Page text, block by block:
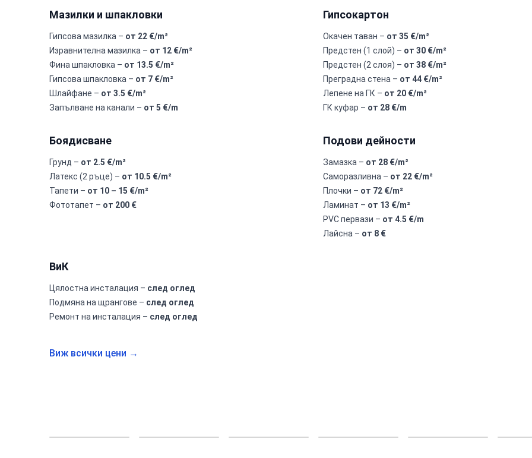
Мазилки и шпакловки
Гипсова мазилка – от 22 €/m²
Изравнителна мазилка – от 12 €/m²
Фина шпакловка – от 13.5 €/m²
Гипсова шпакловка – от 7 €/m²
Шлайфане – от 3.5 €/m²
Запълване на канали – от 5 €/m
Гипсокартон
Окачен таван – от 35 €/m²
Предстен (1 слой) – от 30 €/m²
Предстен (2 слоя) – от 38 €/m²
Преградна стена – от 44 €/m²
Лепене на ГК – от 20 €/m²
ГК куфар – от 28 €/m
Боядисване
Грунд – от 2.5 €/m²
Латекс (2 ръце) – от 10.5 €/m²
Тапети – от 10 – 15 €/m²
Фототапет – от 200 €
Подови дейности
Замазка – от 28 €/m²
Саморазливна – от 22 €/m²
Плочки – от 72 €/m²
Ламинат – от 13 €/m²
PVC первази – от 4.5 €/m
Лайсна – от 8 €
ВиК
Цялостна инсталация – след оглед
Подмяна на щрангове – след оглед
Ремонт на инсталация – след оглед
Виж всички цени →